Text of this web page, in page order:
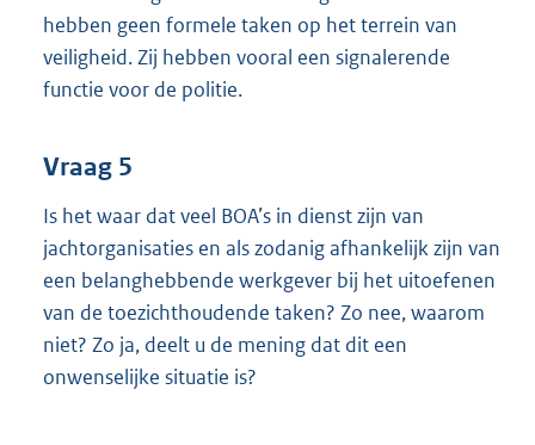
hebben geen formele taken op het terrein van
veiligheid. Zij hebben vooral een signalerende
functie voor de politie.
Vraag 5
Is het waar dat veel BOA’s in dienst zijn van
jachtorganisaties en als zodanig afhankelijk zijn van
een belanghebbende werkgever bij het uitoefenen
van de toezichthoudende taken? Zo nee, waarom
niet? Zo ja, deelt u de mening dat dit een
onwenselijke situatie is?